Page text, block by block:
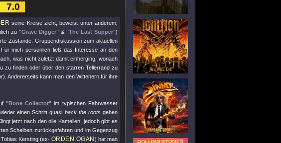
7.0
seine Kreise zieht, beweist unter anderem,
zu"Grave Digger" &"The Last Supper")
Zustände: Gruppendiskussion zum aktuellen
mich persönlich ließ das Interesse an den
was nicht zuletzt damit einherging, wonach
zu finden oder über den starren Tellerrand zu
Andererseits kann man den Wittenern für ihre
"Bone Collector" im typischen Fahrwasser
einen Schritt quasi back the rootsgehen
jetzt nach den olle Kamellen, jedoch gibt es
Scheiben zurückgefahren und im Gegenzug
Kersting (ex- ORDEN OGAN ) hat man